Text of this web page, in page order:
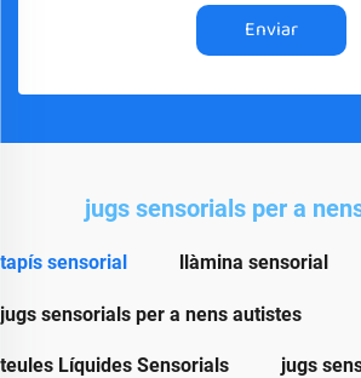
Enviar
jugs sensorials per a
tapís sensorial llàmina sensorial
jugs sensorials per a nens autistes
teules Líquides Sensorials jugs